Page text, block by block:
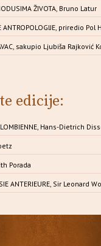
ŽIVOTA, Bruno Latur
ANTROPOLOGIJE, priredio Pol
sakupio Ljubiša Rajković
edicije:
Hans-Dietrich
Porada
ANTERIEURE, Sir Leonard